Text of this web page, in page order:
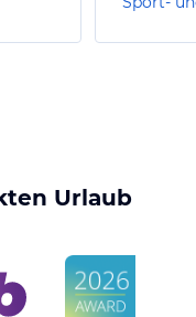
Urlaub